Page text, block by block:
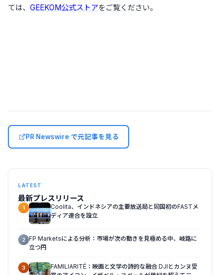
ては、 GEEKOM公式ストアをご覧ください。
PR Newswire で元記事を見る
LATEST
最新プレスリリース
1
Coolita、インドネシアの主要放送局と同国初のFASTメ
ディア連合を設立
2 FP Marketsによる分析：市場が次の動きを見極める中、岐路に
立つ円
3
FAMILIARITÉ：映画と文学の詩的な融合 DJIとカンヌ受